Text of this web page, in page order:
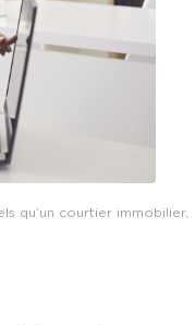
qu’un courtier immobilier,